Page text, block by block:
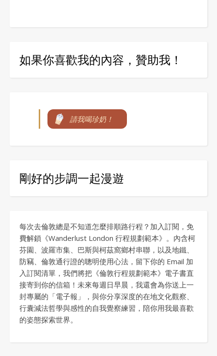
如果你喜歡我的內容，贊助我！
請我喝珍奶！
剛好的步調一起漫遊
每次去倫敦總是不知道怎麼排順路行程？加入訂閱，免
費解鎖《Wanderlust London 行程規劃範本》。內含柯
芬園、波羅市集、巴斯與柯茲窩鄉村串聯，以及地鐵、
防竊、倫敦通行證的聰明使用心法，留下你的 Email 加
入訂閱清單，我們將把《倫敦行程規劃範本》電子書直
接寄到你的信箱！未來每週日早晨，我還會為你送上一
封專屬的「電子報」，與你分享深度的在地文化觀察、
行囊減法哲學與感性的自我覺察練習，陪你用我最喜歡
的姿態探索世界。